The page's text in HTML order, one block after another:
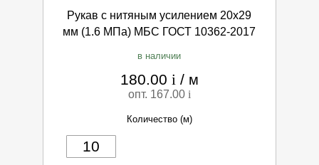
Рукав с нитяным усилением 20х29
мм (1.6 МПа) МБС ГОСТ 10362-2017
в наличии
180.00 i / м
опт. 167.00 i
Количество (м)